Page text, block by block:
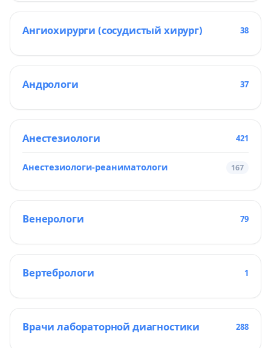
Ангиохирурги (сосудистый хирург) 38
Андрологи 37
Анестезиологи 421
Анестезиологи-реаниматологи 167
Венерологи 79
Вертебрологи 1
Врачи лабораторной диагностики 288